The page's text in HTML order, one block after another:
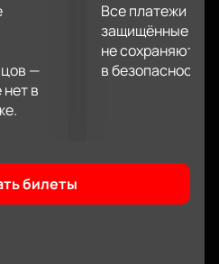
—
в
Все платежи
защищённые
не сохраняются
в безопасности.
билеты